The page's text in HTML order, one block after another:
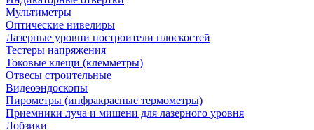
Мультиметры
Оптические нивелиры
Лазерные уровни построители плоскостей
Тестеры напряжения
Токовые клещи (клемметры)
Отвесы строительные
Видеоэндоскопы
Пирометры (инфракрасные термометры)
Приемники луча и мишени для лазерного уровня
Лобзики